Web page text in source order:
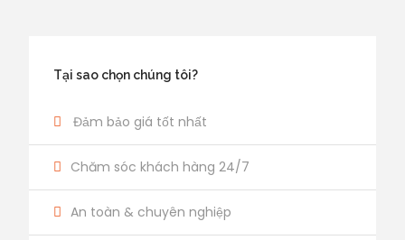
Tại sao chọn chúng tôi?
Đảm bảo giá tốt nhất
Chăm sóc khách hàng 24/7
An toàn & chuyên nghiệp